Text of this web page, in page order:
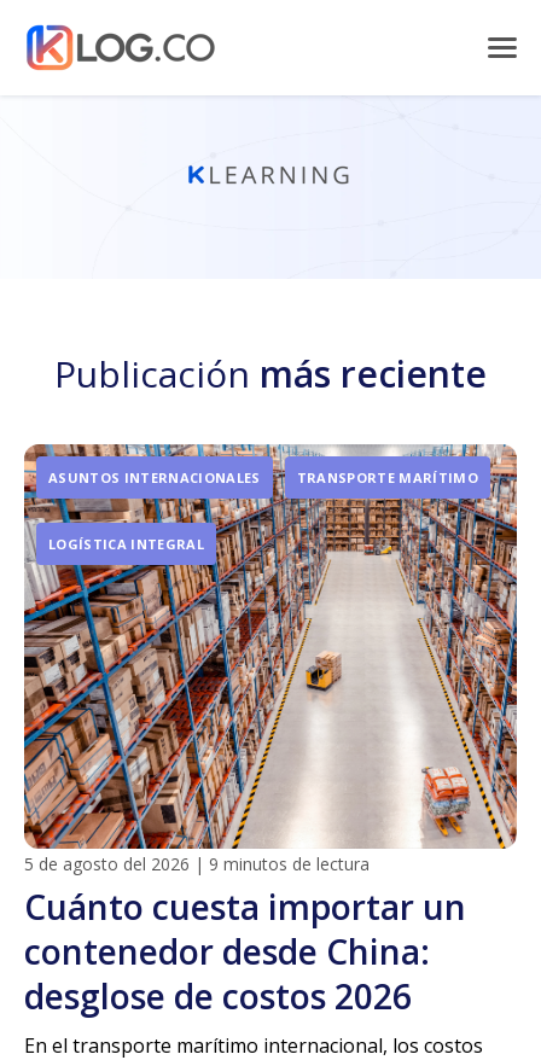
Publicación más reciente
ASUNTOS INTERNACIONALES TRANSPORTE MARÍTIMO
LOGÍSTICA INTEGRAL
5 de agosto del 2026 | 9 minutos de lectura
Cuánto cuesta importar un
contenedor desde China:
desglose de costos 2026
En el transporte marítimo internacional, los costos